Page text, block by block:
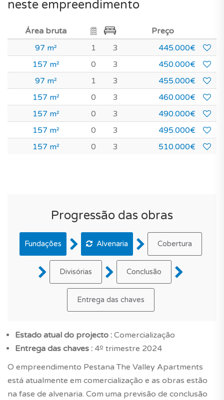
neste empreendimento
Área bruta
Preço
97 m²
1 3
445.000€
157 m²
0 3
450.000€
97 m²
1 3
455.000€
157 m²
0 3
460.000€
157 m²
0 3
490.000€
157 m²
0 3
495.000€
157 m²
0 3 510.000€
Progressão das obras
Fundações Alvenaria Cobertura
Divisórias Conclusão
Entrega das chaves
Estado atual do projecto : Comercialização
Entrega das chaves : 4º trimestre 2024
O empreendimento Pestana The Valley Apartments
está atualmente em comercialização e as obras estão
na fase de alvenaria. Com uma previsão de conclusão